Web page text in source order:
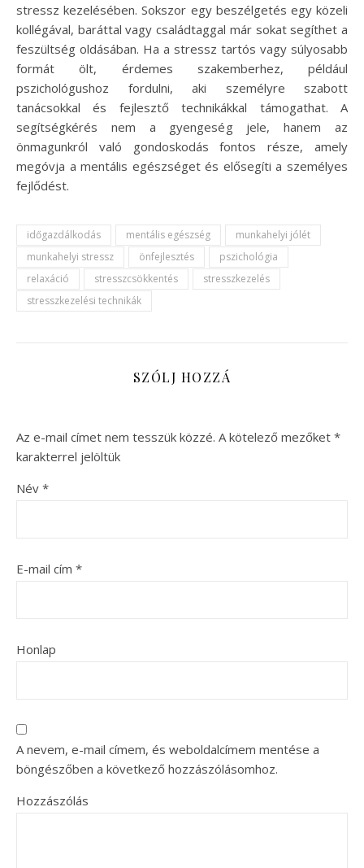
stressz kezelésében. Sokszor egy beszélgetés egy közeli
kollégával, baráttal vagy családtaggal már sokat segíthet a
feszültség oldásában. Ha a stressz tartós vagy súlyosabb
formát ölt, érdemes szakemberhez, például
pszichológushoz fordulni, aki személyre szabott
tanácsokkal és fejlesztő technikákkal támogathat. A
segítségkérés nem a gyengeség jele, hanem az
önmagunkról való gondoskodás fontos része, amely
megóvja a mentális egészséget és elősegíti a személyes
fejlődést.
időgazdálkodás mentális egészség
munkahelyi jólét
munkahelyi stressz
önfejlesztés
pszichológia
relaxáció
stresszcsökkentés
stresszkezelés
stresszkezelési technikák
SZÓLJ HOZZÁ
Az e-mail címet nem tesszük közzé. A kötelező mezőket *
karakterrel jelöltük
Név *
E-mail cím *
Honlap
A nevem, e-mail címem, és weboldalcímem mentése a
böngészőben a következő hozzászólásomhoz.
Hozzászólás